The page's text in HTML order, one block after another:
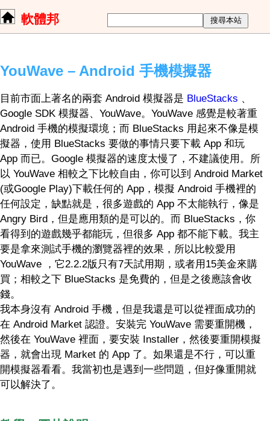
軟體邦
YouWave – Android 手機模擬器
目前市面上著名的兩套 Android 模擬器是 BlueStacks 、
Google SDK 模擬器、YouWave。YouWave 感覺是較著重
Android 手機的模擬環境；而 BlueStacks 用起來不像是模
擬器，使用 BlueStacks 要做的事情只要下載 App 和玩
App 而已。Google 模擬器的速度太慢了，不建議使用。所
以 YouWave 相較之下比較自由，你可以到 Android Market
(或Google Play)下載任何的 App，模擬 Android 手機裡的
任何設定，缺點就是，很多遊戲的 App 不太能執行，像是
Angry Bird，但是應用類的是可以的。而 BlueStacks，你
看得到的遊戲幾乎都能玩，但很多 App 都不能下載。我主
要是拿來測試手機的瀏覽器裡的效果，所以比較愛用
YouWave ，它2.2.2版只有7天試用期，或者用15美金來購
買；相較之下 BlueStacks 是免費的，但是之後應該會收
錢。
我本身沒有 Android 手機，但是我還是可以從裡面成功的
在 Android Market 認證。安裝完 YouWave 需要重開機，
然後在 YouWave 裡面，要安裝 Installer，然後要重開模擬
器，就會出現 Market 的 App 了。如果還是不行，可以重
開模擬器看看。我當初也是遇到一些問題，但好像重開就
可以解決了。